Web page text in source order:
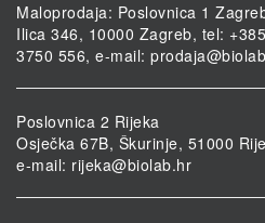
Maloprodaja: Poslovnica 1
Ilica 346, 10000 Zagreb, tel:
3750 556, e-mail:
Poslovnica 2 Rijeka
Osječka 67B, Škurinje, 51000
e-mail: rijeka@biolab.hr